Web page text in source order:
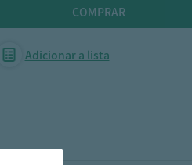
Adicionar a lista